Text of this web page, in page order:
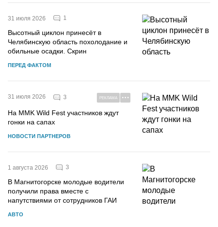
31 июля 2026 1
Высотный циклон принесёт в
Челябинскую область похолодание и
обильные осадки. Скрин
ПЕРЕД ФАКТОМ
31 июля 2026 3 РЕКЛАМА
На MMK Wild Fest участников ждут
гонки на сапах
НОВОСТИ ПАРТНЕРОВ
1 августа 2026 3
В Магнитогорске молодые водители
получили права вместе с
напутствиями от сотрудников ГАИ
АВТО